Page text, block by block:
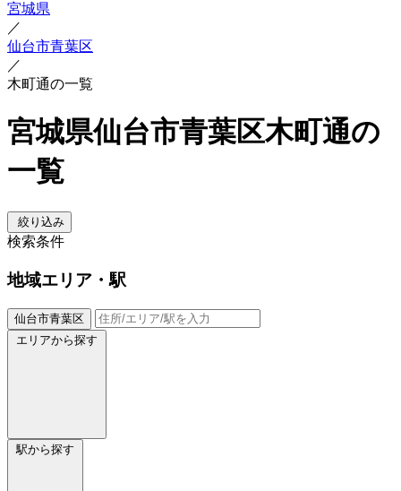
宮城県
／
仙台市青葉区
／
木町通の一覧
宮城県仙台市青葉区木町通の
一覧
絞り込み
検索条件
地域エリア・駅
仙台市青葉区
エリアから探す
駅から探す